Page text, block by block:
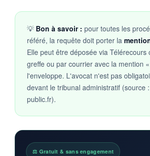
💡 Bon à savoir : pour toutes les
référé, la requête doit porter la
Elle peut être déposée via Télérecours
greffe ou par courrier avec la mention
l'enveloppe. L'avocat n'est pas
devant le tribunal administratif (source
public.fr).
⚖️ Gratuit & sans engagement